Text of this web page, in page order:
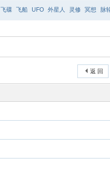
飞碟 飞船 UFO 外星人 灵修 冥想 脉
返 回